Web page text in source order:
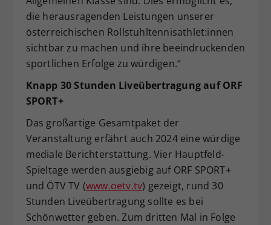
die herausragenden Leistungen unserer
österreichischen Rollstuhltennisathlet:innen
sichtbar zu machen und ihre beeindruckenden
sportlichen Erfolge zu würdigen.“
Knapp 30 Stunden Liveübertragung auf ORF
SPORT+
Das großartige Gesamtpaket der
Veranstaltung erfährt auch 2024 eine würdige
mediale Berichterstattung. Vier Hauptfeld-
Spieltage werden ausgiebig auf ORF SPORT+
und ÖTV TV (www.oetv.tv) gezeigt, rund 30
Stunden Liveübertragung sollte es bei
Schönwetter geben. Zum dritten Mal in Folge